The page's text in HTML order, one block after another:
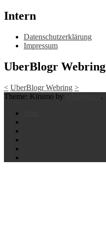
Intern
Datenschutzerklärung
Impressum
UberBlogr Webring
< UberBlogr Webring >
Theme: Kirumo by
.